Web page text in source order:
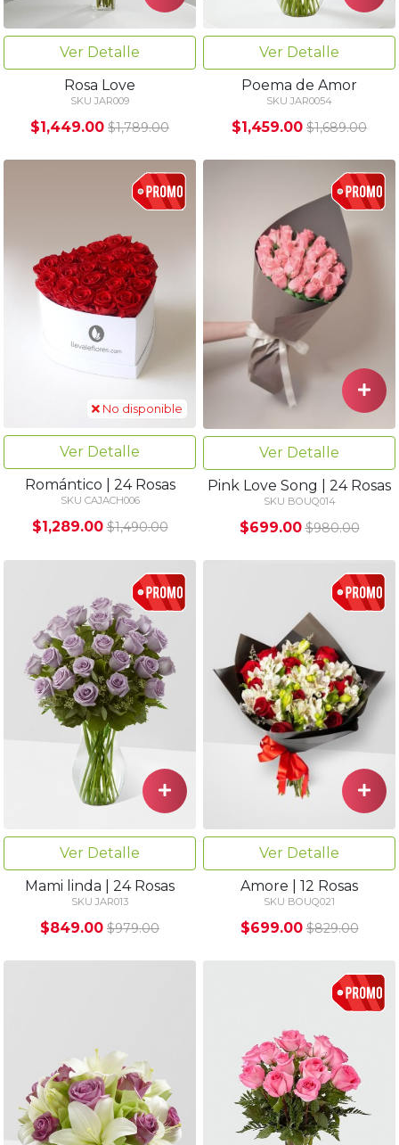
Ver Detalle
Rosa Love
SKU JAR009
$1,449.00 $1,789.00
Ver Detalle
Poema de Amor
SKU JAR0054
$1,459.00 $1,689.00
No disponible
Ver Detalle
Romántico | 24 Rosas
SKU CAJACH006
$1,289.00 $1,490.00
Ver Detalle
Pink Love Song | 24 Rosas
SKU BOUQ014
$699.00 $980.00
Ver Detalle
Mami linda | 24 Rosas
SKU JAR013
$849.00 $979.00
Ver Detalle
Amore | 12 Rosas
SKU BOUQ021
$699.00 $829.00